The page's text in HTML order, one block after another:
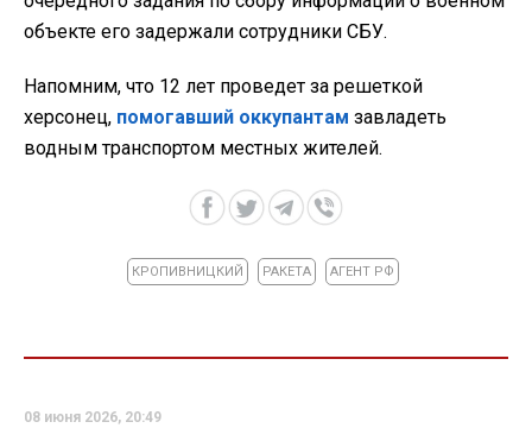
объекте его задержали сотрудники СБУ.
Напомним, что 12 лет проведет за решеткой
херсонец, помогавший оккупантам завладеть
водным транспортом местных жителей.
КРОПИВНИЦКИЙ РАКЕТА АГЕНТ РФ
08 июня 2026, 20:49